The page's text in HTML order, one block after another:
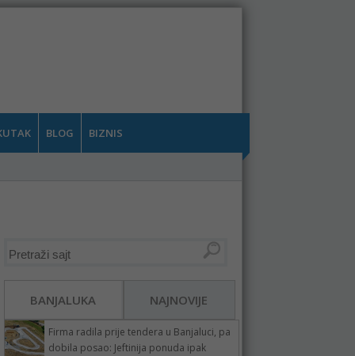
BLOG BIZNIS
BANJALUKA NAJNOVIJE
Firma radila prije tendera u Banjaluci, pa
dobila posao: Jeftinija ponuda ipak